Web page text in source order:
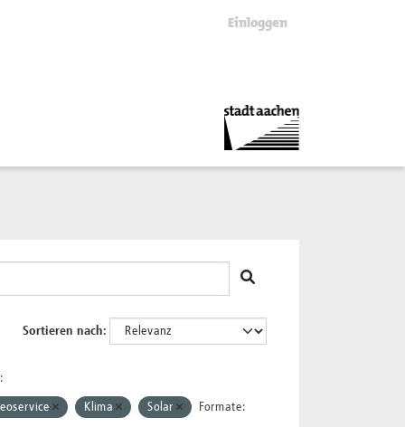
Einloggen
Sortieren nach
Klima Solar Formate: